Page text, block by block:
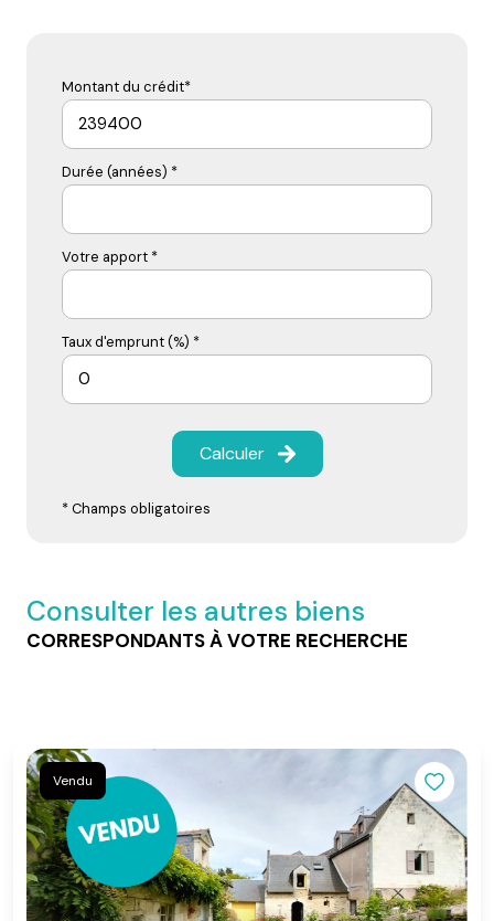
Montant du crédit*
Durée (années) *
Votre apport *
Taux d'emprunt (%) *
Calculer
* Champs obligatoires
Consulter les autres biens
CORRESPONDANTS À VOTRE RECHERCHE
Vendu